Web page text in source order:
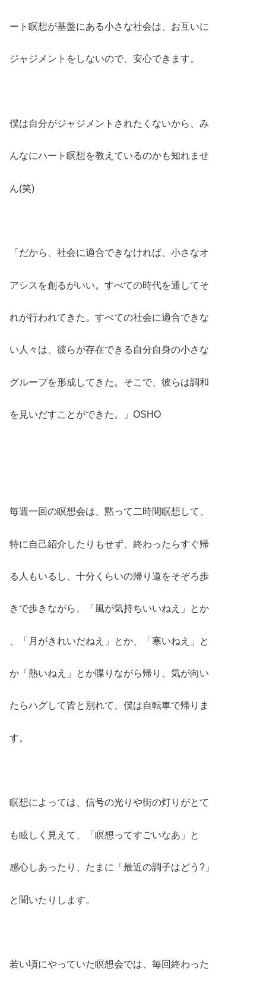
ート瞑想が基盤にある小さな社会は、お互いに
ジャジメントをしないので、安心できます。
僕は自分がジャジメントされたくないから、み
んなにハート瞑想を教えているのかも知れませ
ん(笑)
「だから、社会に適合できなければ、小さなオ
アシスを創るがいい。すべての時代を通してそ
れが行われてきた。すべての社会に適合できな
い人々は、彼らが存在できる自分自身の小さな
グループを形成してきた。そこで、彼らは調和
を見いだすことができた。」OSHO
毎週一回の瞑想会は、黙って二時間瞑想して、
特に自己紹介したりもせず、終わったらすぐ帰
る人もいるし、十分くらいの帰り道をそぞろ歩
きで歩きながら、「風が気持ちいいねえ」とか
、「月がきれいだねえ」とか、「寒いねえ」と
か「熱いねえ」とか喋りながら帰り、気が向い
たらハグして皆と別れて、僕は自転車で帰りま
す。
瞑想によっては、信号の光りや街の灯りがとて
も眩しく見えて、「瞑想ってすごいなあ」と
感心しあったり、たまに「最近の調子はどう?」
と聞いたりします。
若い頃にやっていた瞑想会では、毎回終わった